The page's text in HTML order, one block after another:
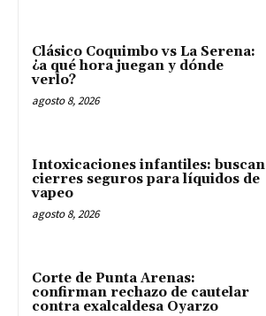
Clásico Coquimbo vs La Serena:
¿a qué hora juegan y dónde
verlo?
agosto 8, 2026
Intoxicaciones infantiles: buscan
cierres seguros para líquidos de
vapeo
agosto 8, 2026
Corte de Punta Arenas:
confirman rechazo de cautelar
contra exalcaldesa Oyarzo